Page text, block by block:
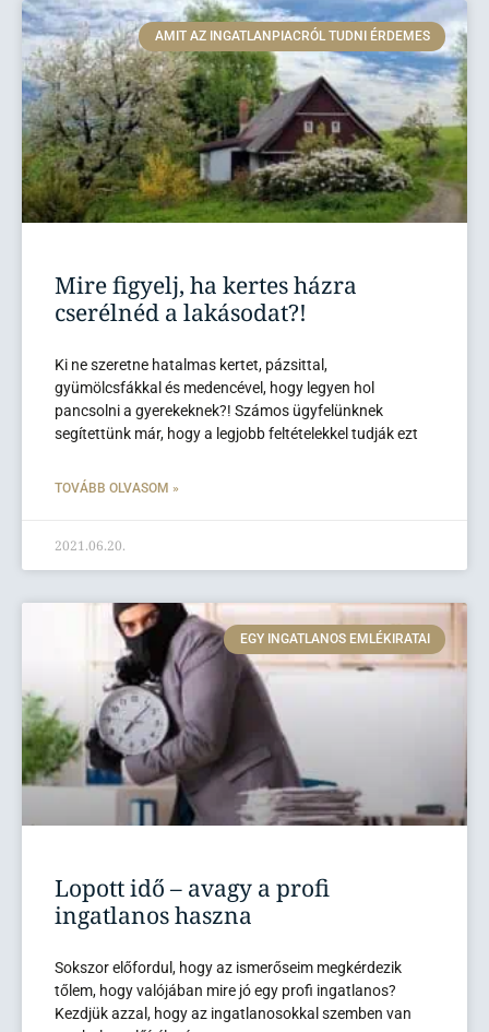
AMIT AZ INGATLANPIACRÓL TUDNI ÉRDEMES
Mire figyelj, ha kertes házra
cserélnéd a lakásodat?!
Ki ne szeretne hatalmas kertet, pázsittal,
gyümölcsfákkal és medencével, hogy legyen hol
pancsolni a gyerekeknek?! Számos ügyfelünknek
segítettünk már, hogy a legjobb feltételekkel tudják ezt
TOVÁBB OLVASOM »
2021.06.20.
EGY INGATLANOS EMLÉKIRATAI
Lopott idő – avagy a profi
ingatlanos haszna
Sokszor előfordul, hogy az ismerőseim megkérdezik
tőlem, hogy valójában mire jó egy profi ingatlanos?
Kezdjük azzal, hogy az ingatlanosokkal szemben van